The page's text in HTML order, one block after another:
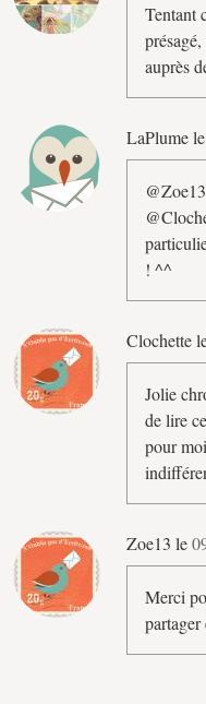
Tentant
auprès
LaPlume le
! ^^
Clochette
Jolie
de lire
pour
Zoe13 le
Merci